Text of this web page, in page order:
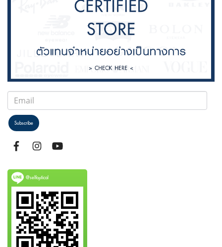
Subscribe
@selfoptical